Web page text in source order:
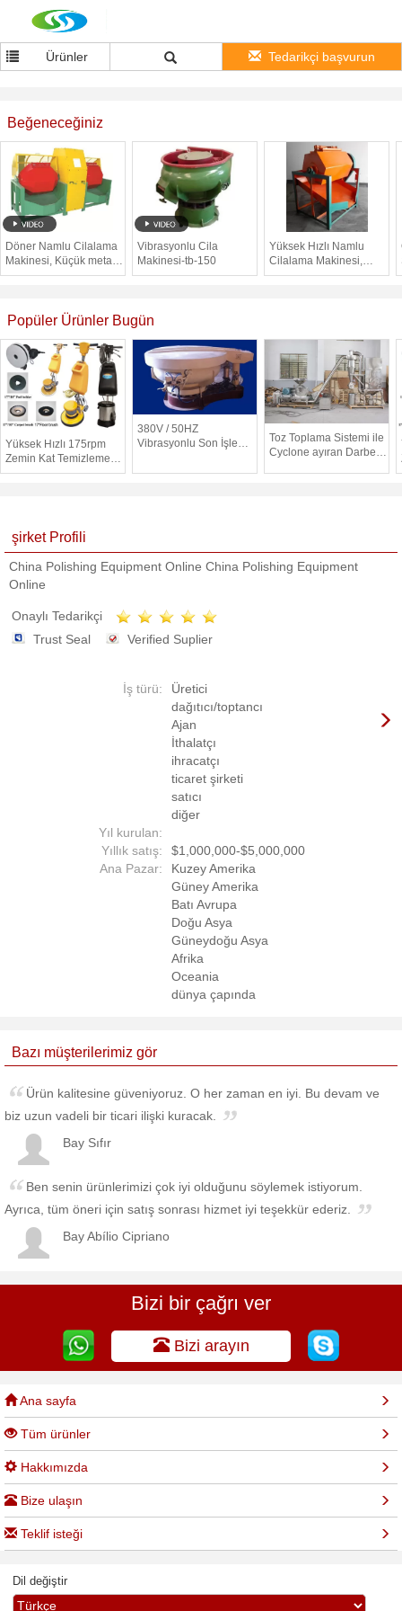
Ürünler Tedarikçi başvurun
Beğeneceğiniz
Döner Namlu Cilalama
Makinesi, Küçük metal
için Gümüş Parlatıcı
Vibrasyonlu Cila
Makinesi-tb-150
Yüksek Hızlı Namlu
Cilalama Makinesi,
Metal Kaplama
Popüler Ürünler Bugün
Yüksek Hızlı 175rpm
Zemin Kat Temizleme
Makinesi / Küçük Yol
380V / 50HZ
Vibrasyonlu Son İşlem
Metaller / Plastik, CE /
Toz Toplama Sistemi ile
Cyclone ayıran Darbe
şirket Profili
China Polishing Equipment Online China Polishing Equipment
Online
Onaylı Tedarikçi
Trust Seal
Verified Suplier
İş türü:
Üretici
dağıtıcı/toptancı
Ajan
İthalatçı
ihracatçı
ticaret şirketi
satıcı
diğer
Yıl kurulan:
Yıllık satış:
$1,000,000-$5,000,000
Ana Pazar:
Kuzey Amerika
Güney Amerika
Batı Avrupa
Doğu Asya
Güneydoğu Asya
Afrika
Oceania
dünya çapında
Bazı müşterilerimiz gör
Ürün kalitesine güveniyoruz. O her zaman en iyi. Bu devam ve
biz uzun vadeli bir ticari ilişki kuracak.
Bay Sıfır
Ben senin ürünlerimizi çok iyi olduğunu söylemek istiyorum.
Ayrıca, tüm öneri için satış sonrası hizmet iyi teşekkür ederiz.
Bay Abílio Cipriano
Bizi bir çağrı ver
Bizi arayın
Ana sayfa
Tüm ürünler
Hakkımızda
Bize ulaşın
Teklif isteği
Dil değiştir